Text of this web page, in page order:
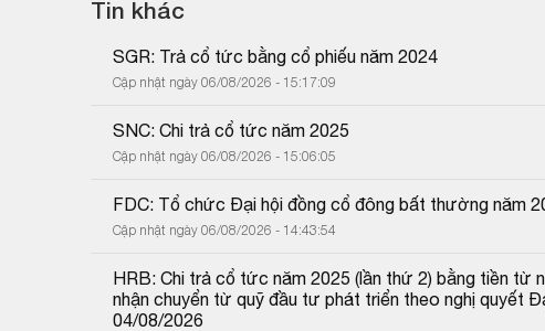
Tin khác
SGR: Trả cổ tức bằng cổ phiếu năm 2024
Cập nhật ngày 06/08/2026 - 15:17:09
SNC: Chi trả cổ tức năm 2025
Cập nhật ngày 06/08/2026 - 15:06:05
FDC: Tổ chức Đại hội đồng cổ đông bất thường năm
Cập nhật ngày 06/08/2026 - 14:43:54
HRB: Chi trả cổ tức năm 2025 (lần thứ 2) bằng tiền từ
nhận chuyển từ quỹ đầu tư phát triển theo nghị quyết
04/08/2026